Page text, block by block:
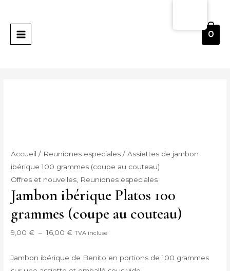
contentPRINCIPAL
0
Accueil / Reuniones especiales / Assiettes de jambon
ibérique 100 grammes (coupe au couteau)
Offres et nouvelles Reuniones especiales
Jambon ibérique Platos 100
grammes (coupe au couteau)
9,00€ – 16,00€ TVA incluse
Jambon ibérique de Benito en portions de 100 grammes
Jamón
Ibérico